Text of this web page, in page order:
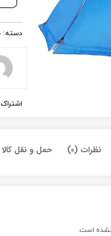
کلیک کنید
دسته:
نظرات (0) حمل و نقل کالا
است.